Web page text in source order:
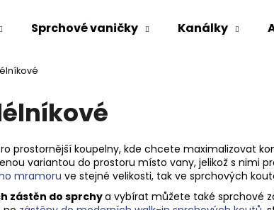
Sprchové vaničky Kanálky
prostornější koupelny, kde chcete maximalizovat
variantou do prostoru místo vany, jelikož s nimi
mramoru ve stejné velikosti, tak ve sprchových
zástěn do sprchya vybírat můžete také sprchové
Co potřebujete najít?
Doporučujeme